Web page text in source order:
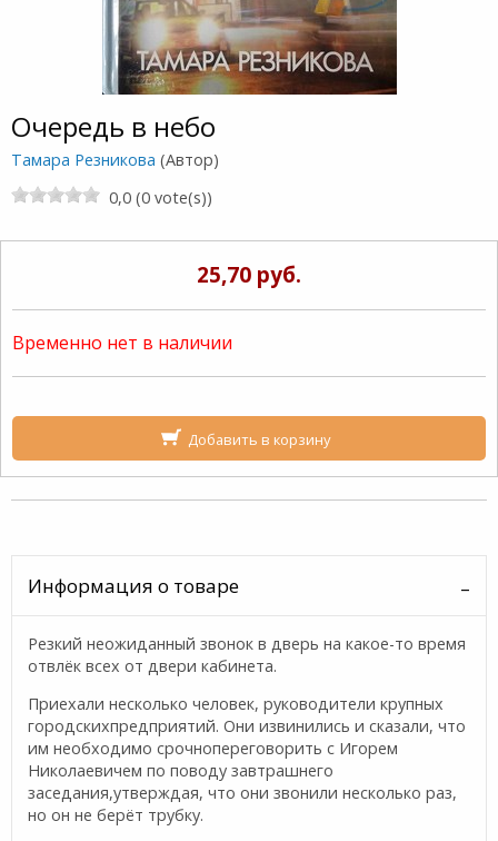
Очередь в небо
Тамара Резникова (Автор)
0,0 (0 vote(s))
25,70 руб.
Временно нет в наличии
Добавить в корзину
Информация о товаре
Резкий неожиданный звонок в дверь на какое-то время
отвлёк всех от двери кабинета.
Приехали несколько человек, руководители крупных
городскихпредприятий. Они извинились и сказали, что
им необходимо срочнопереговорить с Игорем
Николаевичем по поводу завтрашнего
заседания,утверждая, что они звонили несколько раз,
но он не берёт трубку.